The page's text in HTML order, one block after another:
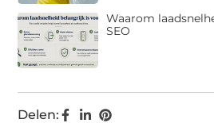
Delen:
Waarom
SEO